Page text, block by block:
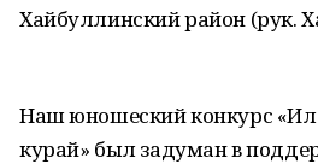
Хайбуллинский район (рук.
Наш юношеский конкурс
курай» был задуман в